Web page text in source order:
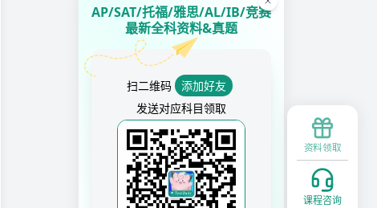
资料领取
课程咨询
AP/SAT/托福/雅思/AL/IB/竞赛
最新全科资料&真题
扫二维码
添加好友
发送对应科目领取